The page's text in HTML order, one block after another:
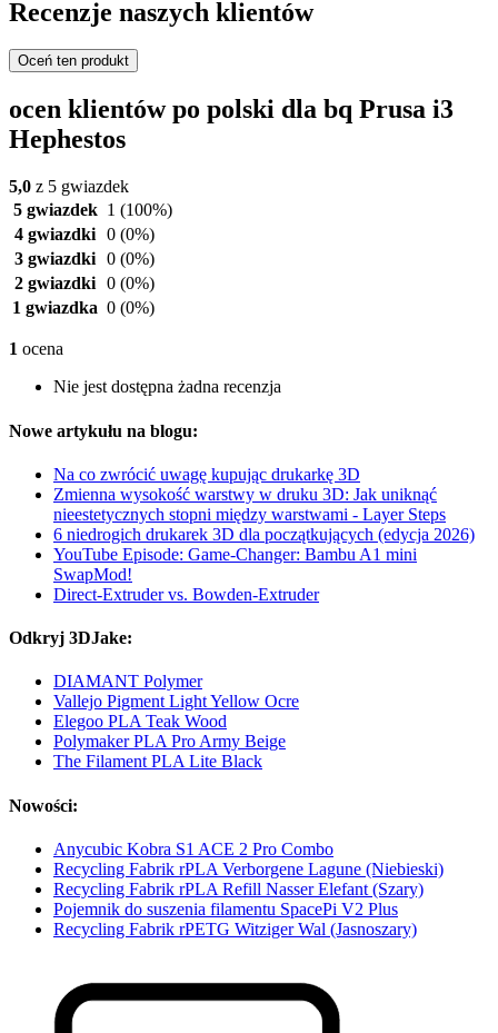
Recenzje naszych klientów
Oceń ten produkt
ocen klientów po polski dla bq Prusa i3
Hephestos
5,0 z 5 gwiazdek
5 gwiazdek 1 (100%)
4 gwiazdki 0 (0%)
3 gwiazdki 0 (0%)
2 gwiazdki 0 (0%)
1 gwiazdka 0 (0%)
1 ocena
Nie jest dostępna żadna recenzja
Nowe artykułu na blogu:
Na co zwrócić uwagę kupując drukarkę 3D
Zmienna wysokość warstwy w druku 3D: Jak uniknąć
nieestetycznych stopni między warstwami - Layer Steps
6 niedrogich drukarek 3D dla początkujących (edycja 2026)
YouTube Episode: Game-Changer: Bambu A1 mini
SwapMod!
Direct-Extruder vs. Bowden-Extruder
Odkryj 3DJake:
DIAMANT Polymer
Vallejo Pigment Light Yellow Ocre
Elegoo PLA Teak Wood
Polymaker PLA Pro Army Beige
The Filament PLA Lite Black
Nowości:
Anycubic Kobra S1 ACE 2 Pro Combo
Recycling Fabrik rPLA Verborgene Lagune (Niebieski)
Recycling Fabrik rPLA Refill Nasser Elefant (Szary)
Pojemnik do suszenia filamentu SpacePi V2 Plus
Recycling Fabrik rPETG Witziger Wal (Jasnoszary)